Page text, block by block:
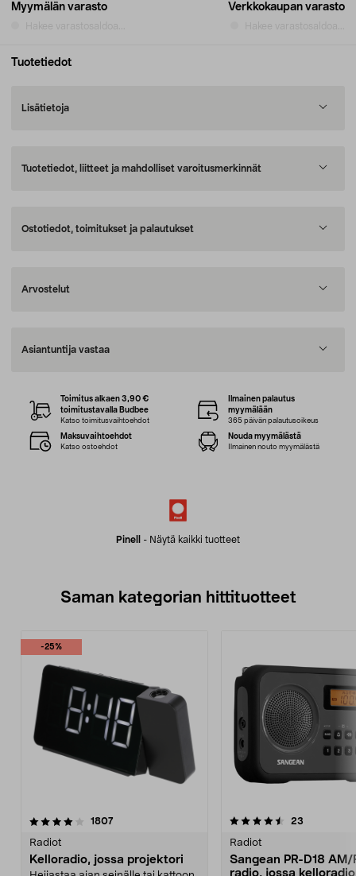
Myymälän varasto
Hakee varastosaldoa...
Verkkokaupan varasto
Hakee varastosaldoa...
Tuotetiedot
Lisätietoja
Tuotetiedot, liitteet ja mahdolliset varoitusmerkinnät
Ostotiedot, toimitukset ja palautukset
Arvostelut
Asiantuntija vastaa
Pinell - Näytä kaikki tuotteet
Toimitus alkaen 3,90 €
toimitustavalla Budbee
Katso toimitusvaihtoehdot
Ilmainen palautus
myymälään
365 päivän palautusoikeus
Maksuvaihtoehdot
Katso ostoehdot
Nouda myymälästä
Ilmainen nouto myymälästä
Saman kategorian hittituotteet
-25%
1807arvostelut
Radiot
Kelloradio, jossa projektori
4.5 viidestä
23
Radiot
Sangean PR-D18 AM/
radio, jossa kelloradio
4.5 viidestä